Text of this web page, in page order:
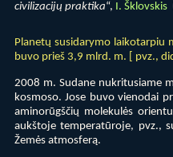
civilizacijų praktika“, I. Šklovskis
Planetų susidarymo laikotarpiu
buvo prieš 3,9 mlrd. m. [ pvz.,
2008 m. Sudane nukritusiame
kosmoso. Jose buvo vienodai
aminorūgščių molekulės
aukštoje temperatūroje, pvz.,
Žemės atmosferą.